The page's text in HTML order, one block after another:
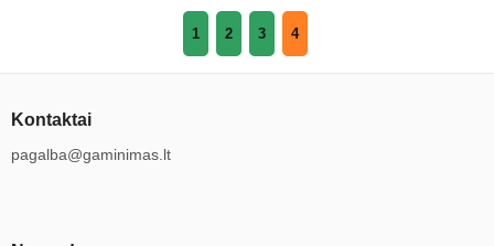
1 2 3 4
Kontaktai
pagalba@gaminimas.lt